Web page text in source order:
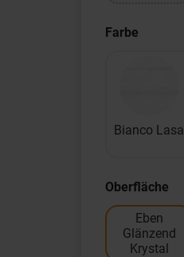
Farbe
Bianco Lasa
Oberfläche
Eben
Glänzend
Krystal